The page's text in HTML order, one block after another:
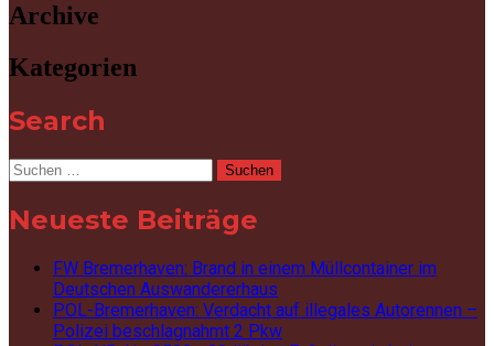
Archive
Kategorien
Search
Suchen
nach:
Neueste Beiträge
FW Bremerhaven: Brand in einem Müllcontainer im
Deutschen Auswandererhaus
POL-Bremerhaven: Verdacht auf illegales Autorennen –
Polizei beschlagnahmt 2 Pkw